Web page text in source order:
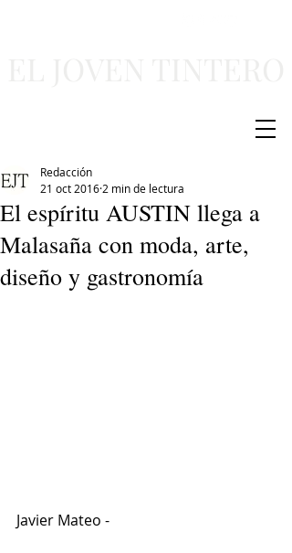
El espíritu AUSTIN llega a
Malasaña con moda, arte,
diseño y gastronomía
Redacción
21 oct 2016 2 min de lectura
Javier Mateo -